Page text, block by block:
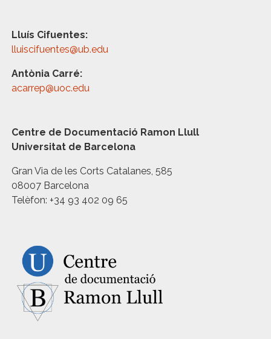
Lluís Cifuentes:
lluiscifuentes@ub.edu
Antònia Carré:
acarrep@uoc.edu
Centre de Documentació Ramon Llull
Universitat de Barcelona
Gran Via de les Corts Catalanes, 585
08007 Barcelona
Telèfon: +34 93 402 09 65